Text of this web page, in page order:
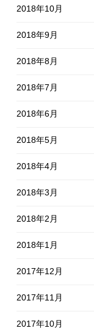
2018年10月
2018年9月
2018年8月
2018年7月
2018年6月
2018年5月
2018年4月
2018年3月
2018年2月
2018年1月
2017年12月
2017年11月
2017年10月